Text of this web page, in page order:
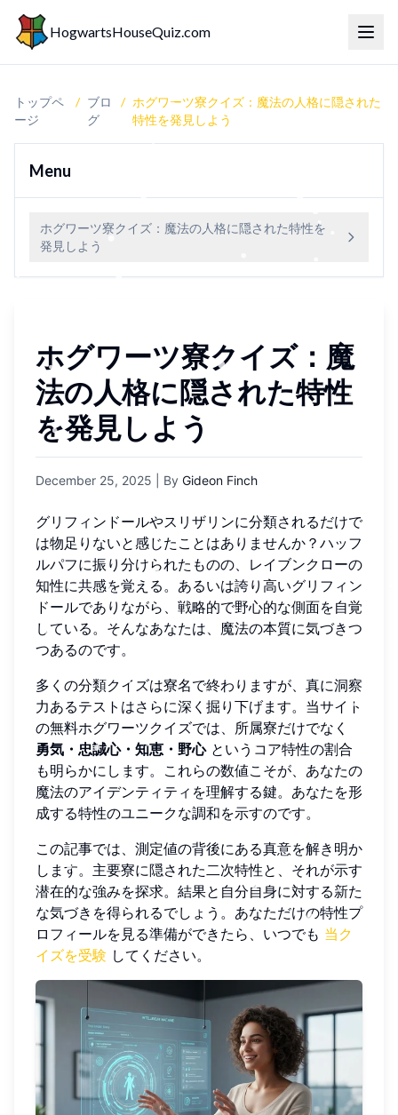
HogwartsHouseQuiz.com トグ
トップペ
ージ
/ ブロ
グ
/ ホグワーツ寮クイズ：魔法の人格に隠された
特性を発見しよう
Menu
ホグワーツ寮クイズ：魔法の人格に隠された特性を
発見しよう
ホグワーツ寮クイズ：魔
法の人格に隠された特性
を発見しよう
December 25, 2025 | By Gideon Finch
グリフィンドールやスリザリンに分類されるだけで
は物足りないと感じたことはありませんか？ハッフ
ルパフに振り分けられたものの、レイブンクローの
知性に共感を覚える。あるいは誇り高いグリフィン
ドールでありながら、戦略的で野心的な側面を自覚
している。そんなあなたは、魔法の本質に気づきつ
つあるのです。
多くの分類クイズは寮名で終わりますが、真に洞察
力あるテストはさらに深く掘り下げます。当サイト
の無料ホグワーツクイズでは、所属寮だけでなく
勇気・忠誠心・知恵・野心というコア特性の割合
も明らかにします。これらの数値こそが、あなたの
魔法のアイデンティティを理解する鍵。あなたを形
成する特性のユニークな調和を示すのです。
この記事では、測定値の背後にある真意を解き明か
します。主要寮に隠された二次特性と、それが示す
潜在的な強みを探求。結果と自分自身に対する新た
な気づきを得られるでしょう。あなただけの特性プ
ロフィールを見る準備ができたら、いつでも 当ク
イズを受験 してください。